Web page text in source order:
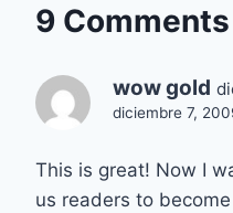
9 Comments
wow gold
diciembre 7,
This is great! Now I
us readers to